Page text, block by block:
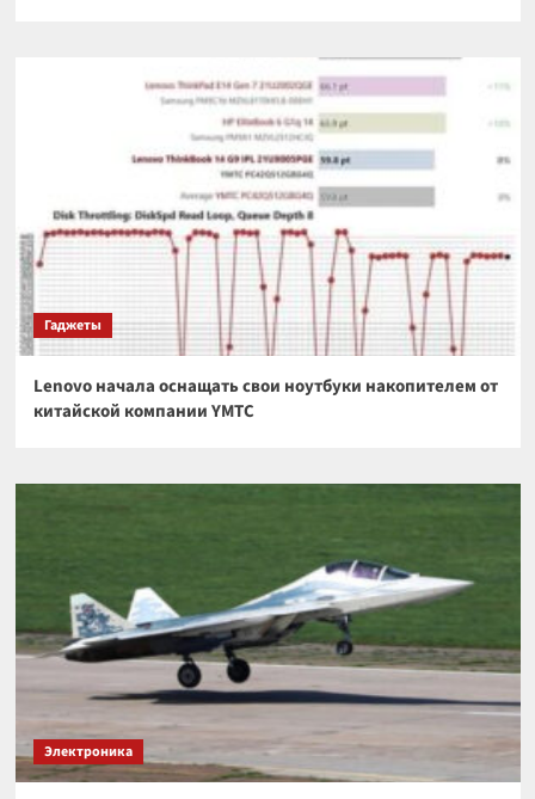
Гаджеты
Lenovo начала оснащать свои ноутбуки накопителем от
китайской компании YMTC
Электроника